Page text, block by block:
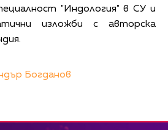
"Индология" в СУ и
изложби с авторска
Богданов